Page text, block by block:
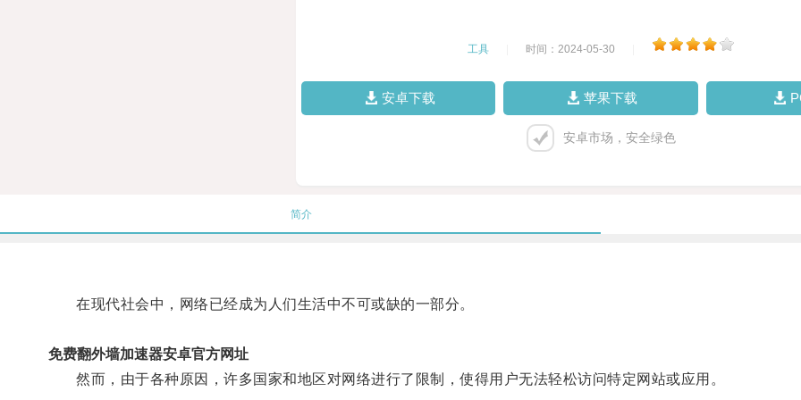
工具 时间：2024-05-30
安卓下载 苹果下载
安卓市场，安全绿色
简介
在现代社会中，网络已经成为人们生活中不可或缺的一部分。
免费翻外墙加速器安卓官方网址
然而，由于各种原因，许多国家和地区对网络进行了限制，使得用户无法轻松访问特定网站或应用。